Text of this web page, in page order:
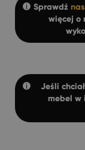
Sprawdź
więcej o
Jeśli
mebel w